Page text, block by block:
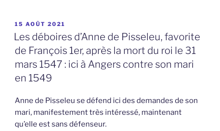
PUBLIÉ
LE
15 AOÛT 2021
Les déboires d’Anne de Pisseleu, favorite
de François 1er, après la mort du roi le 31
mars 1547 : ici à Angers contre son mari
en 1549
Anne de Pisseleu se défend ici des demandes de son
mari, manifestement très intéressé, maintenant
qu’elle est sans défenseur.